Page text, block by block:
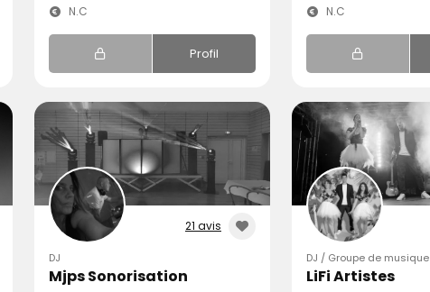
N.C
Profil
N.C
21 avis
DJ
Mjps Sonorisation
DJ / Groupe de musique
LiFi Artistes